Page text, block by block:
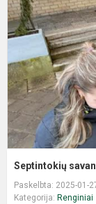
Septintokių
Paskelbta: 2025-01-
Kategorija: Renginiai